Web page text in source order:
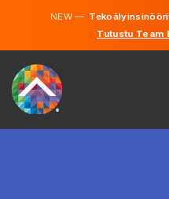
NEW —
Tutustu Team